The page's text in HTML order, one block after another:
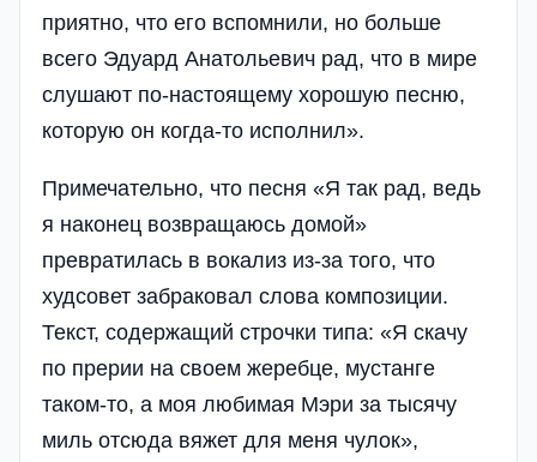
приятно, что его вспомнили, но больше
всего Эдуард Анатольевич рад, что в мире
слушают по-настоящему хорошую песню,
которую он когда-то исполнил».
Примечательно, что песня «Я так рад, ведь
я наконец возвращаюсь домой»
превратилась в вокализ из-за того, что
худсовет забраковал слова композиции.
Текст, содержащий строчки типа: «Я скачу
по прерии на своем жеребце, мустанге
таком-то, а моя любимая Мэри за тысячу
миль отсюда вяжет для меня чулок»,